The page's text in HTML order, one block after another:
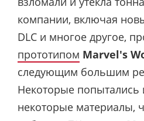
компании, включая
DLC и многое другое,
прототипом Marvel's
следующим большим
Некоторые попытались
некоторые материалы,